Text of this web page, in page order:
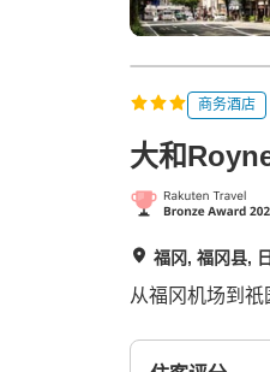
商务酒店
大和
福冈, 福冈县,
从福冈机场到